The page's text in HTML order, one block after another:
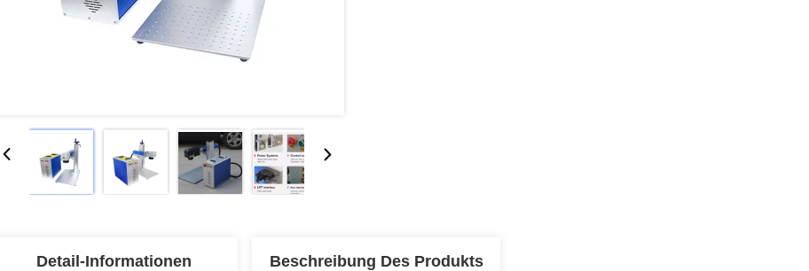
Detail-Informationen Beschreibung Des Produkts